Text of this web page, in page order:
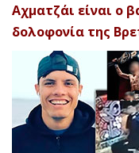
Αχματζάι είναι ο
δολοφονία της